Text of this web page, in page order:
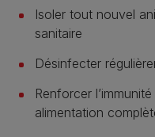
Isoler tout nouvel
sanitaire
Désinfecter
Renforcer
alimentation